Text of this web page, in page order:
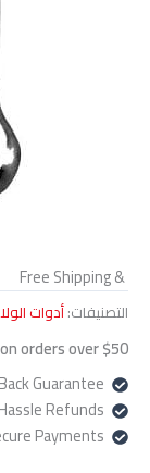
& Free Shipping
التصنيفات:أدوات
orders over $50!
Guarantee!
Refunds
Payments